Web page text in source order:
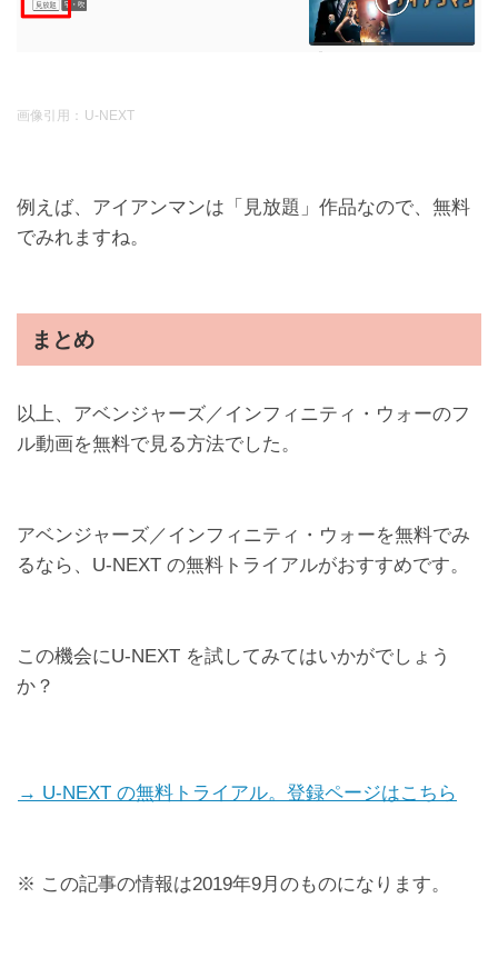
画像引用： U-NEXT
例えば、アイアンマンは「見放題」作品なので、無料
でみれますね。
まとめ
以上、アベンジャーズ／インフィニティ・ウォーのフ
ル動画を無料で見る方法でした。
アベンジャーズ／インフィニティ・ウォーを無料でみ
るなら、U-NEXT の無料トライアルがおすすめです。
この機会にU-NEXT を試してみてはいかがでしょう
か？
→ U-NEXT の無料トライアル。登録ページはこちら
※ この記事の情報は2019年9月のものになります。